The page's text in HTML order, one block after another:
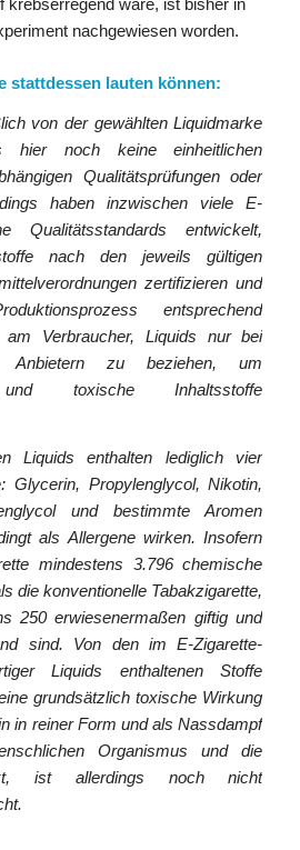
nachgewiesen worden.
stattdessen lauten können:
von der gewählten Liquidmarke
noch keine einheitlichen
Qualitätsprüfungen oder
haben inzwischen viele E-
Qualitätsstandards entwickelt,
nach den jeweils gültigen
zertifizieren und
entsprechend
Verbraucher, Liquids nur bei
Anbietern zu beziehen, um
und toxische Inhaltsstoffe
Liquids enthalten lediglich vier
Glycerin, Propylenglycol, Nikotin,
und bestimmte Aromen
als Allergene wirken. Insofern
mindestens 3.796 chemische
die konventionelle Tabakzigarette,
250 erwiesenermaßen giftig und
sind. Von den im E-Zigarette-
Liquids enthaltenen Stoffe
grundsätzlich toxische Wirkung
in reiner Form und als Nassdampf
Organismus und die
ist allerdings noch nicht